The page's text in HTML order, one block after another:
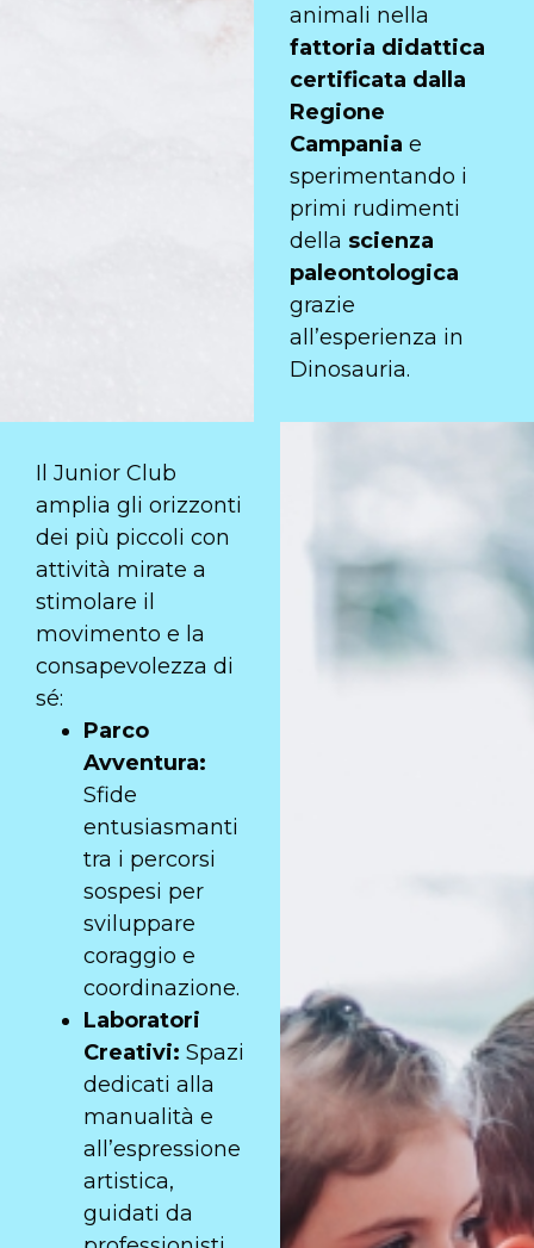
animali nella
fattoria didattica
certificata dalla
Regione
Campania e
sperimentando i
primi rudimenti
della scienza
paleontologica
grazie
all’esperienza in
Dinosauria.
Il Junior Club
amplia gli orizzonti
dei più piccoli con
attività mirate a
stimolare il
movimento e la
consapevolezza di
sé:
Parco
Avventura:
Sfide
entusiasmanti
tra i percorsi
sospesi per
sviluppare
coraggio e
coordinazione.
Laboratori
Creativi: Spazi
dedicati alla
manualità e
all’espressione
artistica,
guidati da